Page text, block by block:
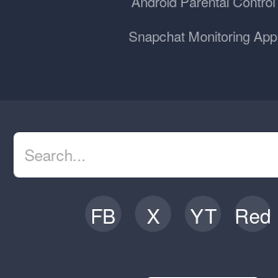
Snapchat Monitoring App
FB X YT Red